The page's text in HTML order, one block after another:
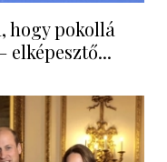
hogy pokollá
elképesztő...